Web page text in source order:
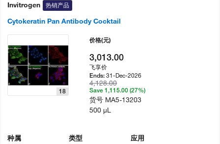
Invitrogen 热销产品
Cytokeratin Pan Antibody Cocktail
18
种属
类型
应用
价格(元)
3,013.00
飞享价
Ends:31-Dec-2026
4,128.00
Save 1,115.00 (27%)
货号 MA5-13203
500 µL